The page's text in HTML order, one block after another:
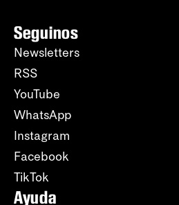
Seguinos
Newsletters
RSS
YouTube
WhatsApp
Instagram
Facebook
TikTok
Ayuda